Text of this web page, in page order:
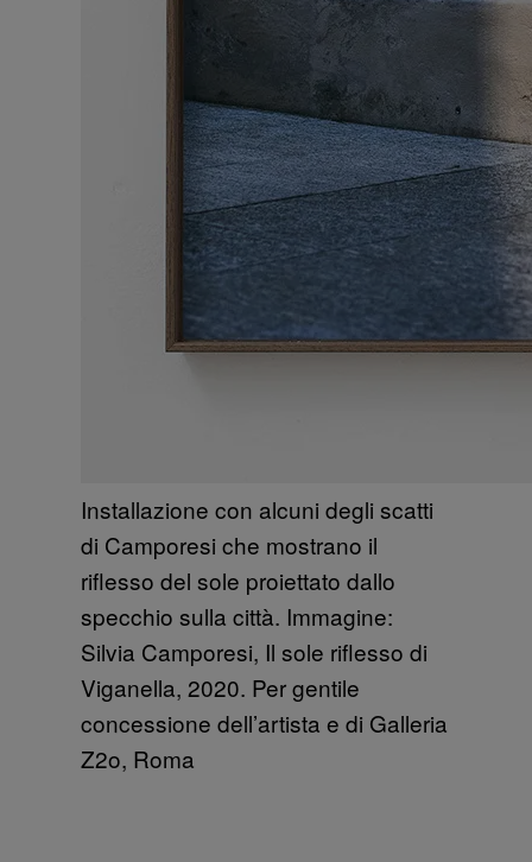
Installazione con alcuni degli scatti
di Camporesi che mostrano il
riflesso del sole proiettato dallo
specchio sulla città. Immagine:
Silvia Camporesi, Il sole riflesso di
Viganella, 2020. Per gentile
concessione dell’artista e di Galleria
Z2o, Roma